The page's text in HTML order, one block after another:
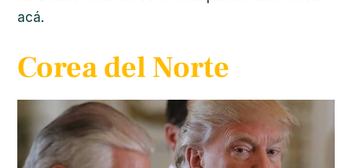
acá.
Corea del Norte